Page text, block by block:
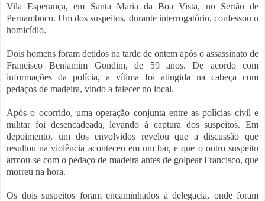
Vila Esperança, em Santa Maria da Boa Vista, no Sertão de
Pernambuco. Um dos suspeitos, durante interrogatório, confessou o
homicídio.
Dois homens foram detidos na tarde de ontem após o assassinato de
Francisco Benjamim Gondim, de 59 anos. De acordo com
informações da polícia, a vítima foi atingida na cabeça com
pedaços de madeira, vindo a falecer no local.
Após o ocorrido, uma operação conjunta entre as polícias civil e
militar foi desencadeada, levando à captura dos suspeitos. Em
depoimento, um dos envolvidos revelou que a discussão que
resultou na violência aconteceu em um bar, e que o outro suspeito
armou-se com o pedaço de madeira antes de golpear Francisco, que
morreu na hora.
Os dois suspeitos foram encaminhados à delegacia, onde foram